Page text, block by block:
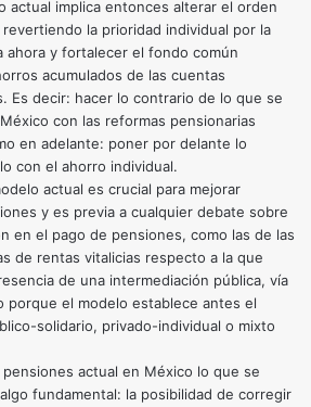
actual implica entonces alterar el orden
la prioridad individual por la
ahora y fortalecer el fondo común
acumulados de las cuentas
Es decir: hacer lo contrario de lo que se
con las reformas pensionarias
en adelante: poner por delante lo
con el ahorro individual.
actual es crucial para mejorar
y es previa a cualquier debate sobre
en el pago de pensiones, como las de las
de rentas vitalicias respecto a la que
de una intermediación pública, vía
porque el modelo establece antes el
solidario, privado-individual o mixto
actual en México lo que se
fundamental: la posibilidad de corregir